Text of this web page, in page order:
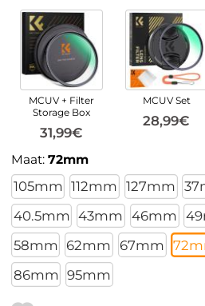
MCUV + Filter
Storage Box
31,99€
MCUV Set
28,99€
Maat:72mm
105mm 112mm 127mm
40.5mm 43mm 46mm
58mm 62mm 67mm
86mm 95mm